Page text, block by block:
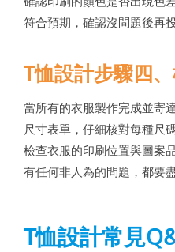
符合預期，確認沒問題後再
T恤設計步驟四
當所有的衣服製作完成並寄
尺寸表單，仔細核對每種尺
檢查衣服的印刷位置與圖案
有任何非人為的問題，都要
T恤設計常見